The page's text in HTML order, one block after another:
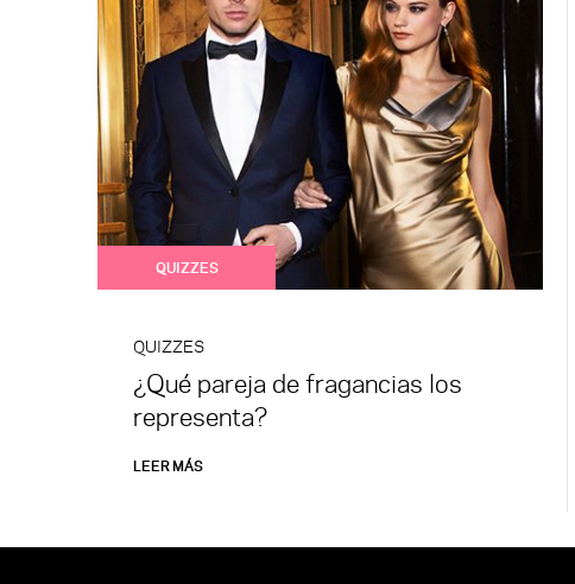
QUIZZES
QUIZZES
¿Qué pareja de fragancias los
representa?
LEER MÁS